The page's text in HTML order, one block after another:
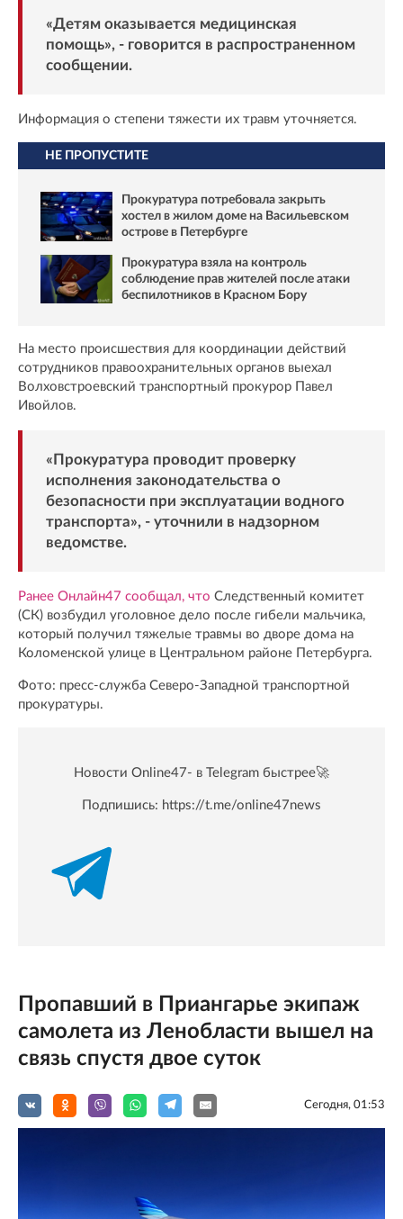
«Детям оказывается медицинская
помощь», - говорится в распространенном
сообщении.
Информация о степени тяжести их травм уточняется.
НЕ ПРОПУСТИТЕ
Прокуратура потребовала закрыть
хостел в жилом доме на Васильевском
острове в Петербурге
Прокуратура взяла на контроль
соблюдение прав жителей после атаки
беспилотников в Красном Бору
На место происшествия для координации действий
сотрудников правоохранительных органов выехал
Волховстроевский транспортный прокурор Павел
Ивойлов.
«Прокуратура проводит проверку
исполнения законодательства о
безопасности при эксплуатации водного
транспорта», - уточнили в надзорном
ведомстве.
Ранее Онлайн47 сообщал, что Следственный комитет
(СК) возбудил уголовное дело после гибели мальчика,
который получил тяжелые травмы во дворе дома на
Коломенской улице в Центральном районе Петербурга.
Фото: пресс-служба Северо-Западной транспортной
прокуратуры.
Новости Online47- в Telegram быстрее🚀
Подпишись: https://t.me/online47news
Пропавший в Приангарье экипаж
самолета из Ленобласти вышел на
связь спустя двое суток
Сегодня, 01:53